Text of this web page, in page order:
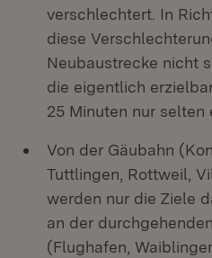
verschlechtert. In
diese
Neubaustrecke nicht
die eigentlich
25 Minuten nur selten
Von der Gäubahn
Tuttlingen, Rottweil,
werden nur die Ziele
an der
(Flughafen,